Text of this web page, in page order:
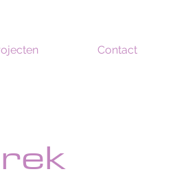
Contact